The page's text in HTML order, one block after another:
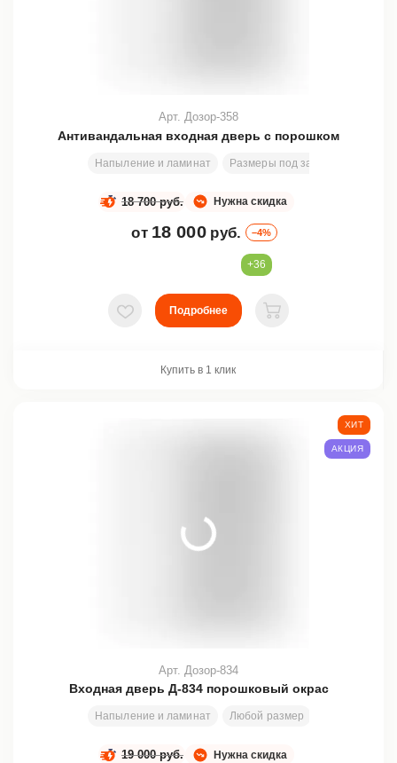
Антивандальная входная дверь с порошком
Напыление и ламинат Размеры под заказ
Арт. Дозор-358
Нужна скидка
18 700 руб.
от 18 000 руб. –4%
+36
В избранное
Подробнее
В корзину
Купить в 1 клик
Входная дверь Д-834 порошковый окрас
Напыление и ламинат Любой размер
Арт. Дозор-834
Нужна скидка
19 000 руб.
ХИТ
АКЦИЯ